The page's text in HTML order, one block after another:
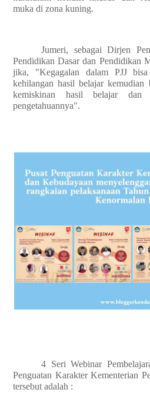
muka di zona kuning.
Jumeri, sebagai Dirjen
Pendidikan Dasar dan Pendidikan
jika, "Kegagalan dalam PJJ bisa
kehilangan hasil belajar kemudian
kemiskinan hasil belajar dan
pengetahuannya".
4 Seri Webinar
Penguatan Karakter Kementerian
tersebut adalah :